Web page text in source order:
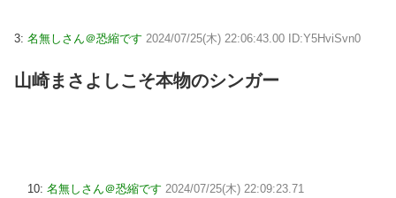
3: 名無しさん＠恐縮です 2024/07/25(木) 22:06:43.00 ID:Y5HviSvn0
山崎まさよしこそ本物のシンガー
10: 名無しさん＠恐縮です 2024/07/25(木) 22:09:23.71